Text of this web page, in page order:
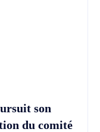
son
du comité